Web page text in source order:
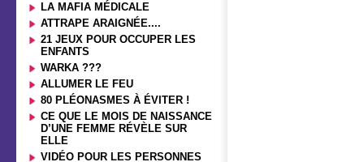
LA MAFIA MÉDICALE
ATTRAPE ARAIGNÉE....
21 JEUX POUR OCCUPER LES
ENFANTS
WARKA ???
ALLUMER LE FEU
80 PLÉONASMES À ÉVITER !
CE QUE LE MOIS DE NAISSANCE
D’UNE FEMME RÉVÈLE SUR
ELLE
VIDÉO POUR LES PERSONNES